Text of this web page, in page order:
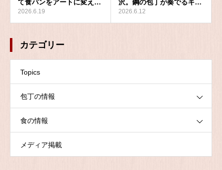
て食パンをアートに変え…
2026.6.19
沢。鋼の包丁が奏でるキ…
2026.6.12
カテゴリー
Topics
包丁の情報
食の情報
メディア掲載